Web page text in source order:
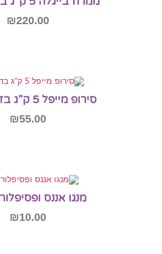
₪220.00
סירופ מייפל 5 ק”ג בד”ץ עד”ח
₪55.00
מנגו אננס
₪10.00